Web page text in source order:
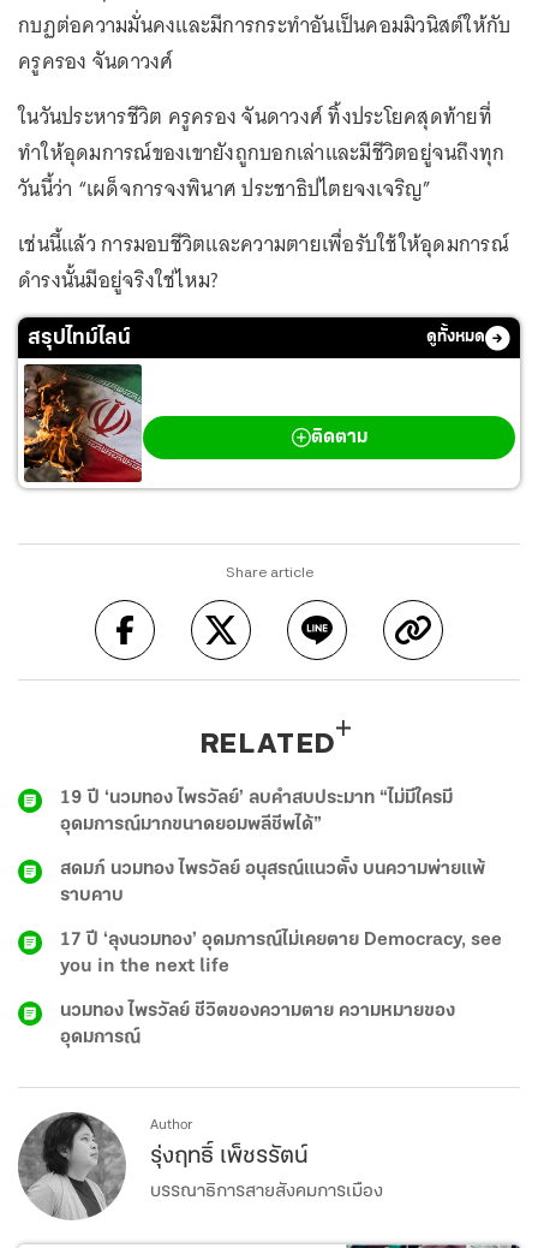
กบฏต่อความมั่นคงและมีการกระทำอันเป็นคอมมิวนิสต์ให้กับ
ครูครอง จันดาวงศ์
ในวันประหารชีวิต ครูครอง จันดาวงศ์ ทิ้งประโยคสุดท้ายที่
ทำให้อุดมการณ์ของเขายังถูกบอกเล่าและมีชีวิตอยู่จนถึงทุก
วันนี้ว่า “เผด็จการจงพินาศ ประชาธิปไตยจงเจริญ”
เช่นนี้แล้ว การมอบชีวิตและความตายเพื่อรับใช้ให้อุดมการณ์
ดำรงนั้นมีอยู่จริงใช่ไหม?
สรุปไทม์ไลน์ ดูทั้งหมด
ติดตาม
Share article
RELATED
19 ปี ‘นวมทอง ไพรวัลย์’ ลบคำสบประมาท “ไม่มีใครมี
อุดมการณ์มากขนาดยอมพลีชีพได้”
สดมภ์ นวมทอง ไพรวัลย์ อนุสรณ์แนวตั้ง บนความพ่ายแพ้
ราบคาบ
17 ปี ‘ลุงนวมทอง’ อุดมการณ์ไม่เคยตาย Democracy, see
you in the next life
นวมทอง ไพรวัลย์ ชีวิตของความตาย ความหมายของ
อุดมการณ์
Author
รุ่งฤทธิ์ เพ็ชรรัตน์
บรรณาธิการสายสังคมการเมือง